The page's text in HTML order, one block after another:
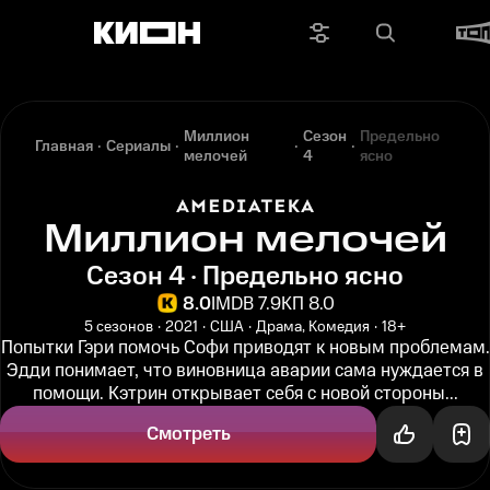
Главная Сериалы
Миллион
мелочей
Сезон
4
Предельно
ясно
Миллион мелочей
Сезон 4 · Предельно ясно
8.0IMDB 7.9КП 8.0
5 сезонов 2021 США Драма, Комедия 18+
Попытки Гэри помочь Софи приводят к новым проблемам.
Эдди понимает, что виновница аварии сама нуждается в
помощи. Кэтрин открывает себя с новой стороны...
Смотреть